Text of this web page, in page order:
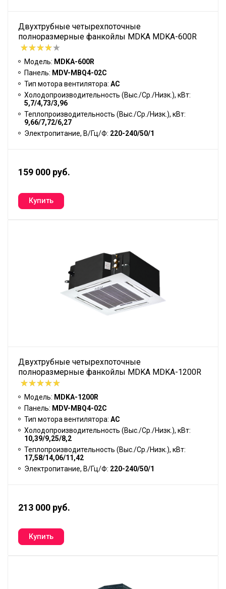
Двухтрубные четырехпоточные
полноразмерные фанкойлы MDKA MDKA-600R
Модель: MDKA-600R
Панель: MDV-MBQ4-02C
Тип мотора вентилятора: АС
Холодопроизводительность (Выс./Ср./Низк.), кВт:
5,7/4,73/3,96
Теплопроизводительность (Выс./Ср./Низк.), кВт:
9,66/7,72/6,27
Электропитание, В/Гц/Ф: 220-240/50/1
159 000 руб.
Двухтрубные четырехпоточные
полноразмерные фанкойлы MDKA MDKA-1200R
Модель: MDKA-1200R
Панель: MDV-MBQ4-02C
Тип мотора вентилятора: АС
Холодопроизводительность (Выс./Ср./Низк.), кВт:
10,39/9,25/8,2
Теплопроизводительность (Выс./Ср./Низк.), кВт:
17,58/14,06/11,42
Электропитание, В/Гц/Ф: 220-240/50/1
213 000 руб.